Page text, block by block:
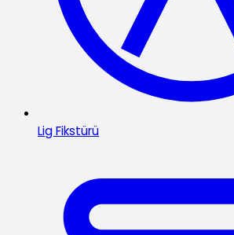
Lig Fikstürü